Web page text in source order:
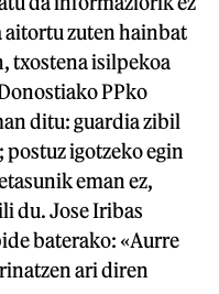
aitortu zuten hainbat
txostena isilpekoa
PPko
ditu: guardia zibil
postuz igotzeko egin
eman ez,
du. Jose Iribas
baterako: «Aurre
ari diren